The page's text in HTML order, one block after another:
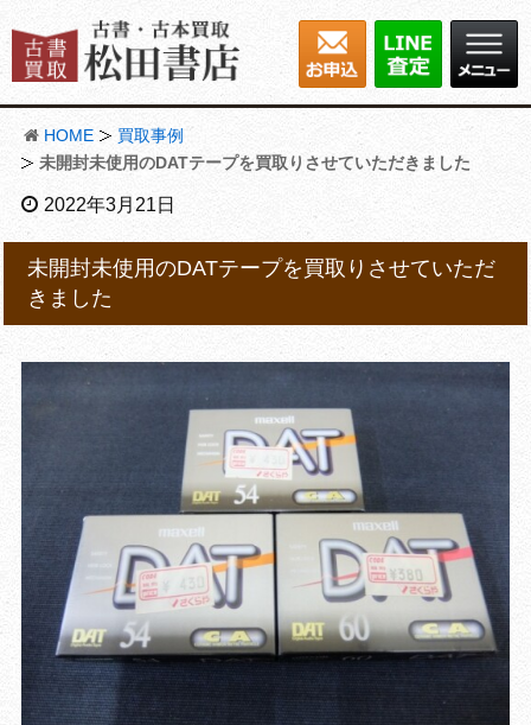
HOME
買取事例
未開封未使用のDATテープを買取りさせていただきました
2022年3月21日
未開封未使用のDATテープを買取りさせていただ
きました